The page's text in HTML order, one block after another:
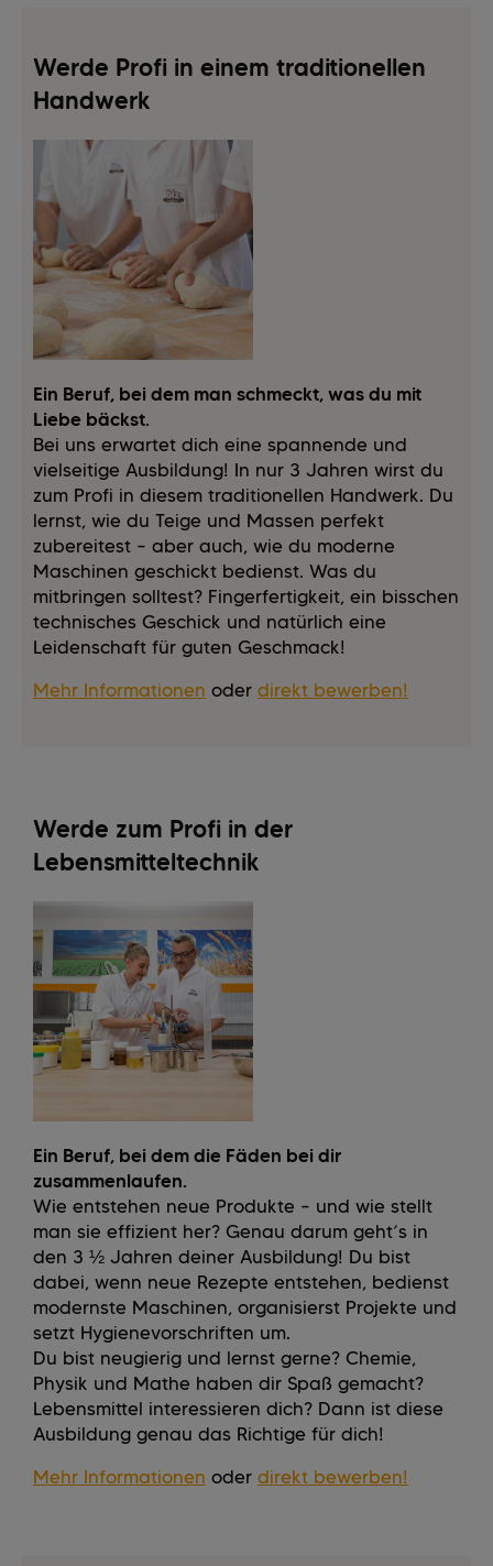
Werde Profi in einem traditionellen
Handwerk
Ein Beruf, bei dem man schmeckt, was du mit
Liebe bäckst.
Bei uns erwartet dich eine spannende und
vielseitige Ausbildung! In nur 3 Jahren wirst du
zum Profi in diesem traditionellen Handwerk. Du
lernst, wie du Teige und Massen perfekt
zubereitest – aber auch, wie du moderne
Maschinen geschickt bedienst. Was du
mitbringen solltest? Fingerfertigkeit, ein bisschen
technisches Geschick und natürlich eine
Leidenschaft für guten Geschmack!
Mehr Informationen oder direkt bewerben!
Werde zum Profi in der
Lebensmitteltechnik
Ein Beruf, bei dem die Fäden bei dir
zusammenlaufen.
Wie entstehen neue Produkte – und wie stellt
man sie effizient her? Genau darum geht’s in
den 3 ½ Jahren deiner Ausbildung! Du bist
dabei, wenn neue Rezepte entstehen, bedienst
modernste Maschinen, organisierst Projekte und
setzt Hygienevorschriften um.
Du bist neugierig und lernst gerne? Chemie,
Physik und Mathe haben dir Spaß gemacht?
Lebensmittel interessieren dich? Dann ist diese
Ausbildung genau das Richtige für dich!
Mehr Informationen oder direkt bewerben!